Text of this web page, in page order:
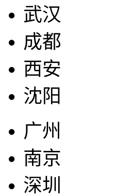
武汉
成都
西安
沈阳
广州
南京
深圳